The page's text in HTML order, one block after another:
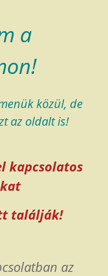
a
közül, de
az oldalt is!
kapcsolatos
találják!
az